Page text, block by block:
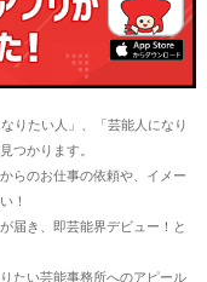
りたい人」、「芸能人になり
つかります。
らのお仕事の依頼や、イメー
！
届き、即芸能界デビュー！と
たい芸能事務所へのアピール